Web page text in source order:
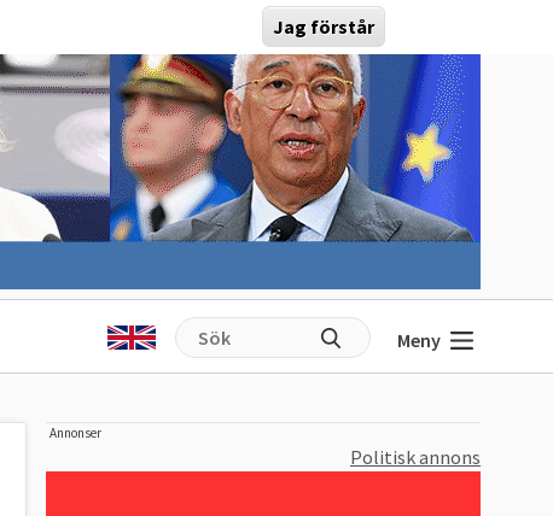
Jag förstår
Meny
Annonser
Politisk annons